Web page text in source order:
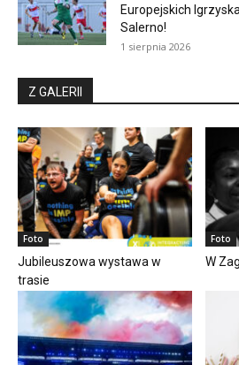
Europejskich
Salerno!
1 sierpnia 2026
Z GALERII
Foto
Jubileuszowa wystawa w
trasie
Foto
W